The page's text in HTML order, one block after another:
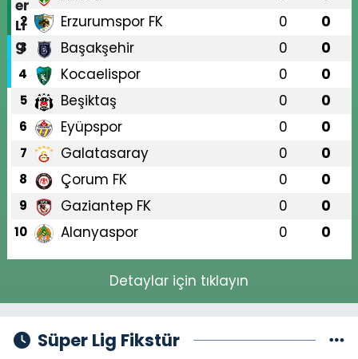
2 Erzurumspor FK 0 0
3 Başakşehir 0 0
4 Kocaelispor 0 0
5 Beşiktaş 0 0
6 Eyüpspor 0 0
7 Galatasaray 0 0
8 Çorum FK 0 0
9 Gaziantep FK 0 0
10 Alanyaspor 0 0
Detaylar için tıklayın
Süper Lig Fikstür